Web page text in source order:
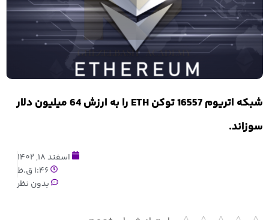
شبکه اتریوم 16557 توکن ETH را به ارزش 64 میلیون دلار
سوزاند.
اسفند 18, 1402
1:46 ق.ظ
بدون نظر